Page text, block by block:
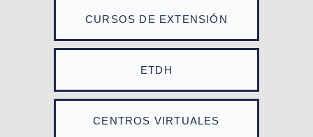
CURSOS DE EXTENSIÓN
ETDH
CENTROS VIRTUALES